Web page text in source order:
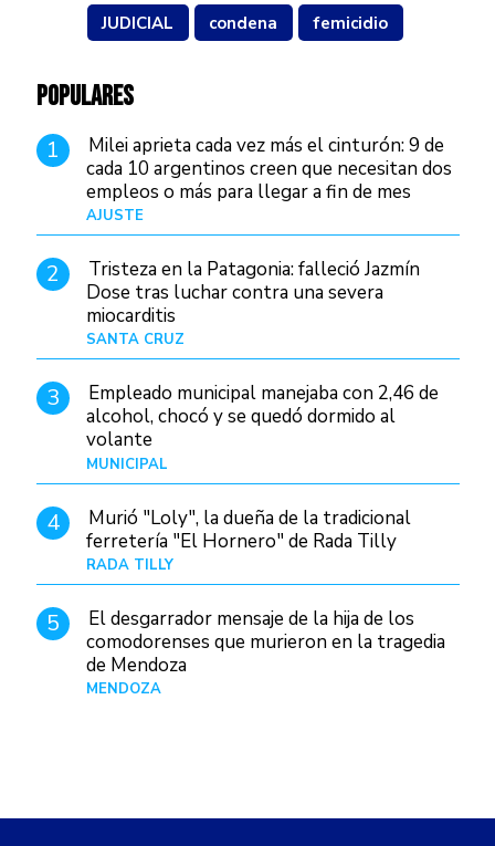
JUDICIAL condena femicidio
POPULARES
1
Milei aprieta cada vez más el cinturón: 9 de
cada 10 argentinos creen que necesitan dos
empleos o más para llegar a fin de mes
AJUSTE
2
Tristeza en la Patagonia: falleció Jazmín
Dose tras luchar contra una severa
miocarditis
SANTA CRUZ
3
Empleado municipal manejaba con 2,46 de
alcohol, chocó y se quedó dormido al
volante
MUNICIPAL
4
Murió "Loly", la dueña de la tradicional
ferretería "El Hornero" de Rada Tilly
RADA TILLY
5
El desgarrador mensaje de la hija de los
comodorenses que murieron en la tragedia
de Mendoza
MENDOZA